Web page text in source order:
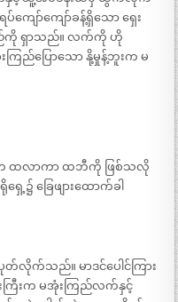
ျော်ကျော်ခန့်ရှိသော ရှေး
ည်ကို ရှာသည်။ လက်ကို ဟို
ည်ပြောသော နို့မှုန့်ဘူးက မ
က ထလာကာ ထဘီကို ဖြစ်သလို
၌ ခြေဖျားထောက်ခါ
လိုက်သည်။ မာဒင်ပေါင်ကြား
ကြီးက မအုံးကြည်လက်နှင့်